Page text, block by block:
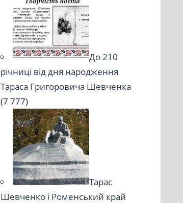
До 210
річниці від дня народження
Тараса Григоровича Шевченка
(7 777)
Тарас
Шевченко і Роменський край